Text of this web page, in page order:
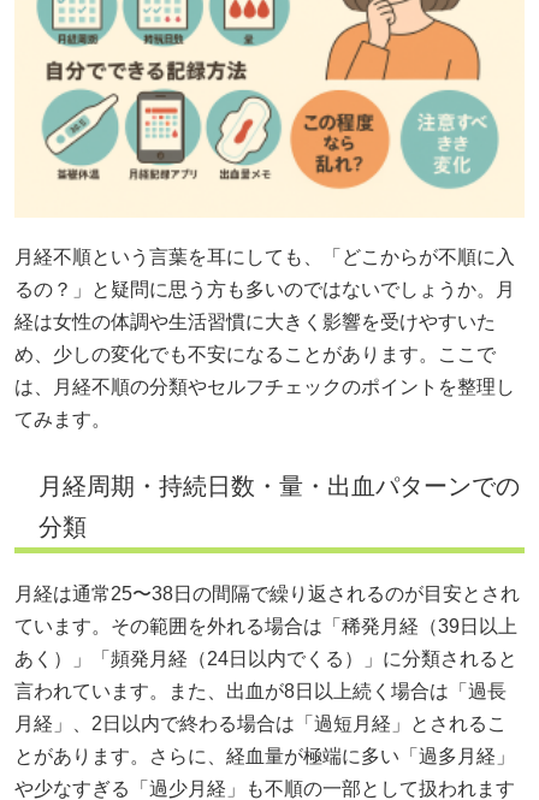
月経不順という言葉を耳にしても、「どこからが不順に入
るの？」と疑問に思う方も多いのではないでしょうか。月
経は女性の体調や生活習慣に大きく影響を受けやすいた
め、少しの変化でも不安になることがあります。ここで
は、月経不順の分類やセルフチェックのポイントを整理し
てみます。
月経周期・持続日数・量・出血パターンでの
分類
月経は通常25〜38日の間隔で繰り返されるのが目安とされ
ています。その範囲を外れる場合は「稀発月経（39日以上
あく）」「頻発月経（24日以内でくる）」に分類されると
言われています。また、出血が8日以上続く場合は「過長
月経」、2日以内で終わる場合は「過短月経」とされるこ
とがあります。さらに、経血量が極端に多い「過多月経」
や少なすぎる「過少月経」も不順の一部として扱われます